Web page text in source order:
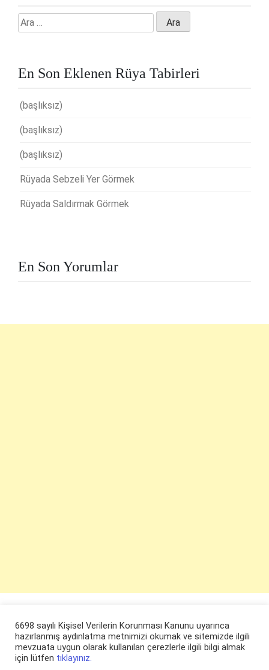
Arama:
En Son Eklenen Rüya Tabirleri
(başlıksız)
(başlıksız)
(başlıksız)
Rüyada Sebzeli Yer Görmek
Rüyada Saldırmak Görmek
En Son Yorumlar
6698 sayılı Kişisel Verilerin Korunması Kanunu uyarınca
hazırlanmış aydınlatma metnimizi okumak ve sitemizde ilgili
mevzuata uygun olarak kullanılan çerezlerle ilgili bilgi almak
için lütfen tıklayınız.